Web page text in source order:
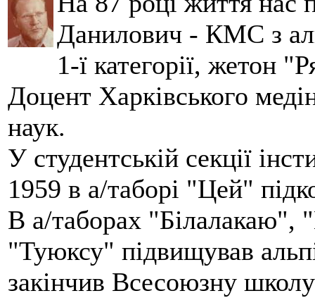
Данилович - КМС з
1-ї категорії, жетон
Доцент Харківського
наук.
У студентській секції
1959 в а/таборі "Цей"
В а/таборах "Білалакаю",
"Туюксу" підвищував
закінчив Всесоюзну